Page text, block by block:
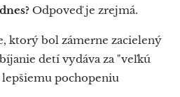
Odpoveď je zrejmá.
ktorý bol zámerne zacielený
detí vydáva za "veľkú
pochopeniu